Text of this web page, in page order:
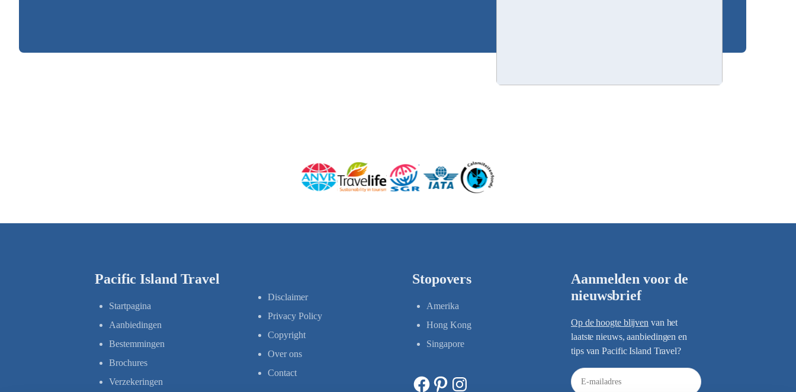
Pacific Island Travel
Startpagina
Aanbiedingen
Bestemmingen
Brochures
Verzekeringen
Disclaimer
Privacy Policy
Copyright
Over ons
Contact
Stopovers
Amerika
Hong Kong
Singapore
Facebook Pinterest Instagram
Aanmelden voor de
nieuwsbrief
Op de hoogte blijven van het
laatste nieuws, aanbiedingen en
tips van Pacific Island Travel?
E
-